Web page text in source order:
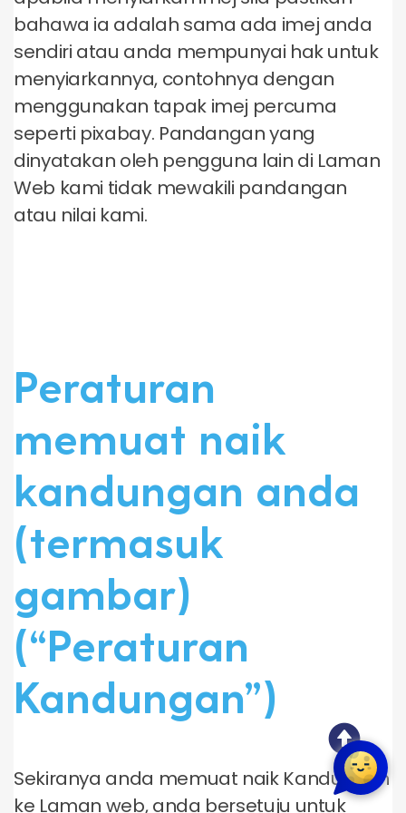
bahawa ia adalah sama ada imej anda
sendiri atau anda mempunyai hak untuk
menyiarkannya, contohnya dengan
menggunakan tapak imej percuma
seperti pixabay. Pandangan yang
dinyatakan oleh pengguna lain di Laman
Web kami tidak mewakili pandangan
atau nilai kami.
Peraturan
memuat naik
kandungan anda
(termasuk
gambar)
(“Peraturan
Kandungan”)
Sekiranya anda memuat naik Kandungan
ke Laman web, anda bersetuju untuk